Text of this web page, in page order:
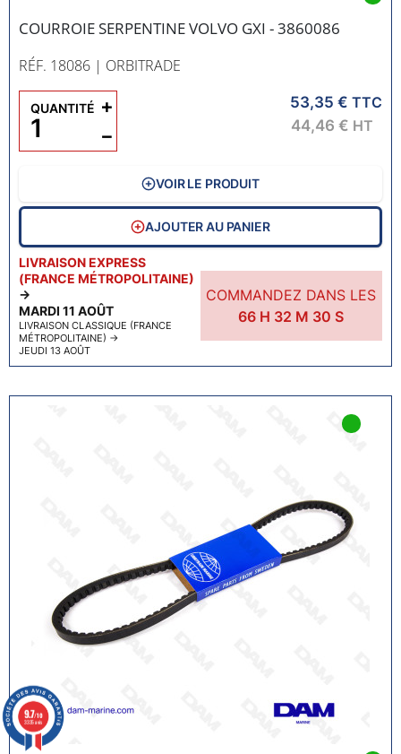
COURROIE SERPENTINE VOLVO GXI - 3860086
RÉF. 18086 | ORBITRADE
LIVRAISON EXPRESS
(FRANCE MÉTROPOLITAINE)
→
MARDI 11 AOÛT
LIVRAISON CLASSIQUE (FRANCE
MÉTROPOLITAINE) →
JEUDI 13 AOÛT
COMMANDEZ DANS LES
66 H 32 M 29 S
53,35 € TTC
44,46 € HT
QUANTITÉ
−
+
VOIR LE PRODUIT
AJOUTER AU PANIER
9.7/10
3335 avis